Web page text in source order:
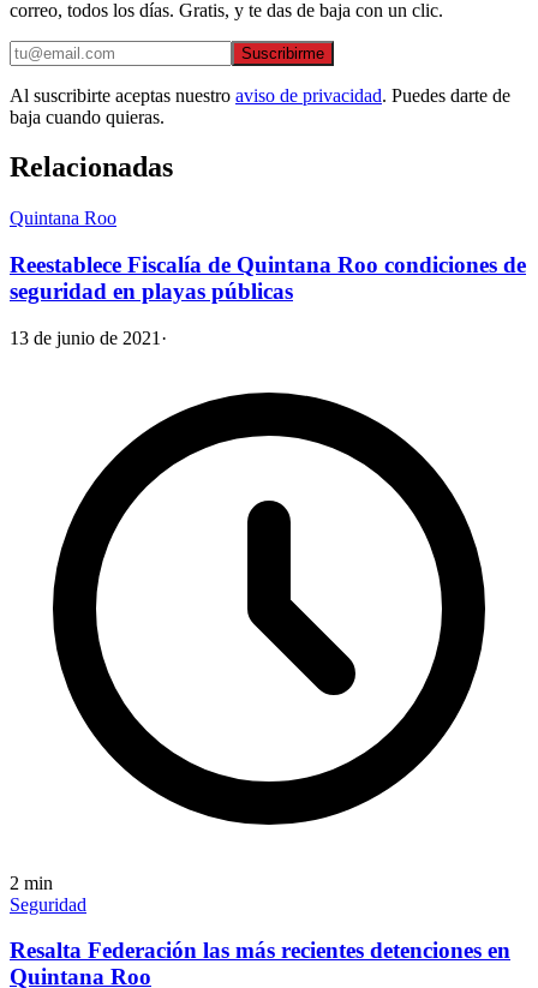
correo, todos los días. Gratis, y te das de baja con un clic.
Suscribirme
Al suscribirte aceptas nuestro aviso de privacidad. Puedes darte de
baja cuando quieras.
Relacionadas
Quintana Roo
Reestablece Fiscalía de Quintana Roo condiciones de
seguridad en playas públicas
13 de junio de 2021 ·
2 min
Seguridad
Resalta Federación las más recientes detenciones en
Quintana Roo